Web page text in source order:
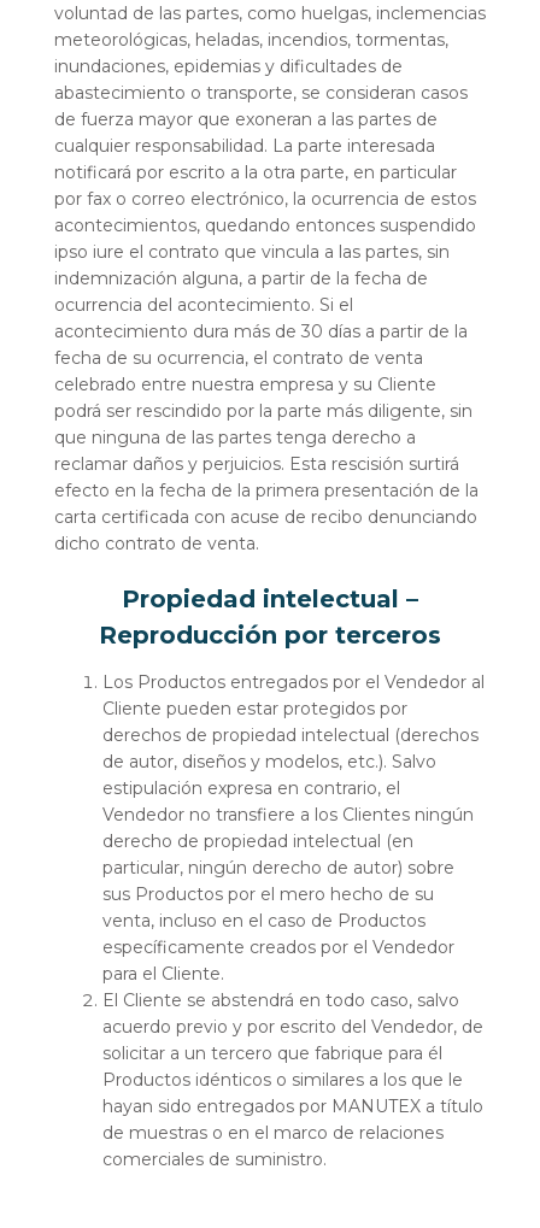
voluntad de las partes, como huelgas, inclemencias
meteorológicas, heladas, incendios, tormentas,
inundaciones, epidemias y dificultades de
abastecimiento o transporte, se consideran casos
de fuerza mayor que exoneran a las partes de
cualquier responsabilidad. La parte interesada
notificará por escrito a la otra parte, en particular
por fax o correo electrónico, la ocurrencia de estos
acontecimientos, quedando entonces suspendido
ipso iure el contrato que vincula a las partes, sin
indemnización alguna, a partir de la fecha de
ocurrencia del acontecimiento. Si el
acontecimiento dura más de 30 días a partir de la
fecha de su ocurrencia, el contrato de venta
celebrado entre nuestra empresa y su Cliente
podrá ser rescindido por la parte más diligente, sin
que ninguna de las partes tenga derecho a
reclamar daños y perjuicios. Esta rescisión surtirá
efecto en la fecha de la primera presentación de la
carta certificada con acuse de recibo denunciando
dicho contrato de venta.
Propiedad intelectual –
Reproducción por terceros
Los Productos entregados por el Vendedor al
Cliente pueden estar protegidos por
derechos de propiedad intelectual (derechos
de autor, diseños y modelos, etc.). Salvo
estipulación expresa en contrario, el
Vendedor no transfiere a los Clientes ningún
derecho de propiedad intelectual (en
particular, ningún derecho de autor) sobre
sus Productos por el mero hecho de su
venta, incluso en el caso de Productos
específicamente creados por el Vendedor
para el Cliente.
El Cliente se abstendrá en todo caso, salvo
acuerdo previo y por escrito del Vendedor, de
solicitar a un tercero que fabrique para él
Productos idénticos o similares a los que le
hayan sido entregados por MANUTEX a título
de muestras o en el marco de relaciones
comerciales de suministro.